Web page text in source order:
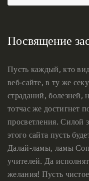
Посвящение
Пусть каждый, кто
веб-сайте, в ту же
страданий, болезней,
тотчас же достигнет
просветления. Силой
этого сайта пусть
Далай-ламы, ламы
учителей. Да
желания! Пусть